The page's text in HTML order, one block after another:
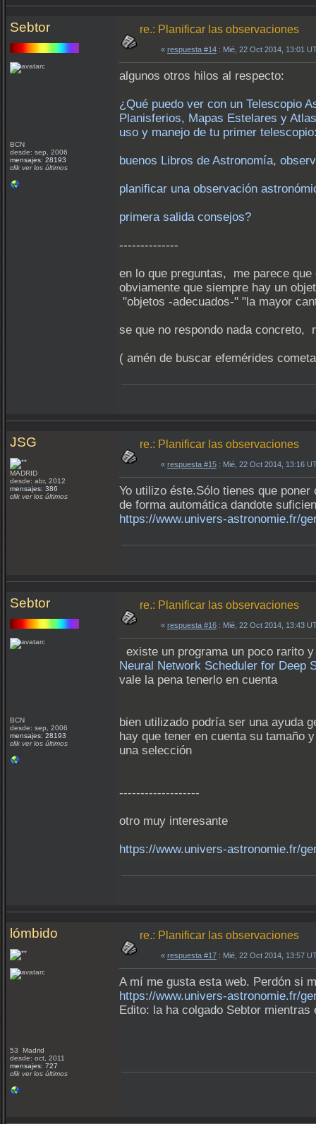
Sebtor
BCN
desde: sep, 2006
mensajes: 28193
clik ver los últimos
re.: Planificar las observaciones
« respuesta #14 : Mié, 22 Oct 2014, 13:01
algunos otros hilos al respecto:
¿Qué puedo ver con un Telescopio
Planisferios, Mapas Estelares y
uso y manejo de tu primer
buenos Libros de Astronomía,
planificar una observación
primera salida consejos?
--------------
en lo que preguntas, me parece
obviamente que siempre hay un
"objetos -adecuados-" "la mayor
se que no respondo nada
( amén de buscar efemérides
JSG
MADRID
desde: abr, 2012
mensajes: 386
clik ver los últimos
re.: Planificar las observaciones
« respuesta #15 : Mié, 22 Oct 2014, 13:16
Yo utilizo éste.Sólo tienes que
de forma automática dandote
https://www.univers-astronomie.fr/
Sebtor
BCN
desde: sep, 2006
mensajes: 28193
clik ver los últimos
re.: Planificar las observaciones
« respuesta #16 : Mié, 22 Oct 2014, 13:43
existe un programa un poco rarito
Neural Network Scheduler for Deep
vale la pena tenerlo en cuenta
bien utilizado podría ser una ayuda
hay que tener en cuenta su
una selección
-------------------
otro muy interesante
https://www.univers-astronomie.fr/
lómbido
53 Madrid
desde: oct, 2011
mensajes: 727
clik ver los últimos
re.: Planificar las observaciones
« respuesta #17 : Mié, 22 Oct 2014, 13:57
A mí me gusta esta web. Perdón si
https://www.univers-astronomie.fr/
Edito: la ha colgado Sebtor mientras